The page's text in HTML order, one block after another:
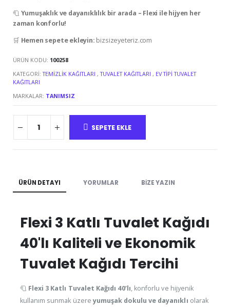
🧻 Yumuşaklık ve dayanıklılık bir arada – Flexi ile hijyen her
zaman konforlu!
🛒 Hemen sepete ekleyin: bizsizeyeteriz.com
ÜRÜN KODU: 100258
KATEGORI:TEMIZLIK KAĞITLARI ,TUVALET KAĞITLARI , EV TIPI TUVALET
KAĞITLARI
MARKALAR: TANIMSIZ
SEPETE EKLE
ÜRÜN DETAYI YORUMLAR BIZE YAZIN
Flexi 3 Katlı Tuvalet Kağıdı
40'lı Kaliteli ve Ekonomik
Tuvalet Kağıdı Tercihi
🧻 Flexi 3 Katlı Tuvalet Kağıdı 40’lı, konforlu ve hijyenik
kullanım sunmak üzereyumuşak dokulu ve dayanıklı olarak